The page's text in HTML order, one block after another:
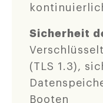
Sicherheit
(TLS 1.3),
Booten